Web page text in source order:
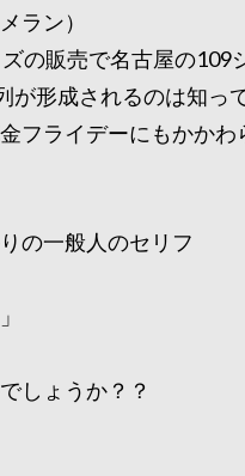
ラン）
の販売で名古屋の109
が形成されるのは知っ
フライデーにもかか
の一般人のセリフ
しょうか？？